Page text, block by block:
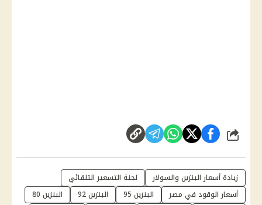
شارك
زيادة أسعار البنزين والسولار
لجنة التسعير التلقائي
أسعار الوقود في مصر
البنزين 95 البنزين 92
البنزين 80